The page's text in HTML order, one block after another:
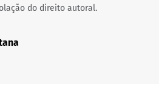
do direito autoral.